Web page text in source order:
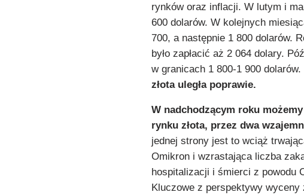
rynków oraz inflacji. W lutym i
600 dolarów. W kolejnych
700, a następnie 1 800 dolarów.
było zapłacić aż 2 064 dolary.
w granicach 1 800-1 900 dolarów.
złota uległa poprawie.
W nadchodzącym roku
rynku złota, przez dwa
jednej strony jest to wciąż
Omikron i wzrastająca liczba
hospitalizacji i śmierci z powodu
Kluczowe z perspektywy wyceny